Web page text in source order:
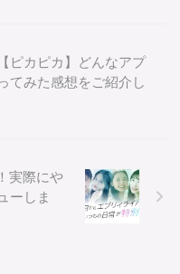
ピカピカ】どんなアプ
てみた感想をご紹介し
実際にや
ーしま